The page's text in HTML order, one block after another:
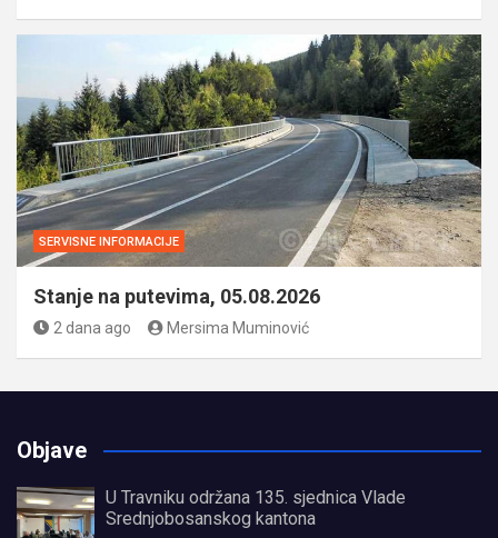
SERVISNE INFORMACIJE
Stanje na putevima, 05.08.2026
2 dana ago Mersima Muminović
Objave
U Travniku održana 135. sjednica Vlade
Srednjobosanskog kantona